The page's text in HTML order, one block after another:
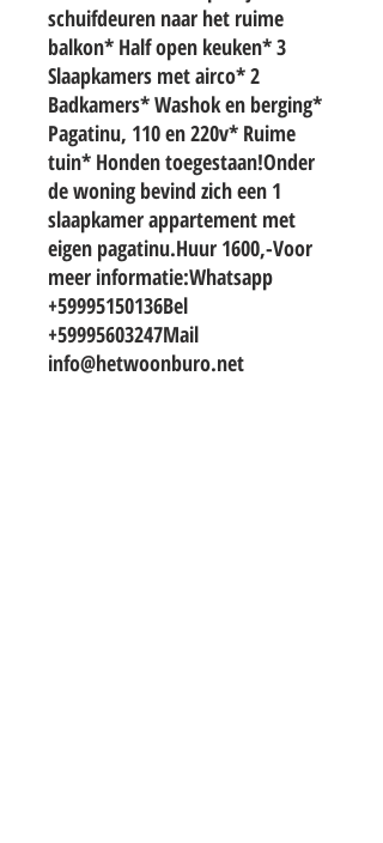
schuifdeuren naar het ruime
balkon* Half open keuken* 3
Slaapkamers met airco* 2
Badkamers* Washok en berging*
Pagatinu, 110 en 220v* Ruime
tuin* Honden toegestaan!Onder
de woning bevind zich een 1
slaapkamer appartement met
eigen pagatinu.Huur 1600,-Voor
meer informatie:Whatsapp
+59995150136Bel
+59995603247Mail
info@hetwoonburo.net